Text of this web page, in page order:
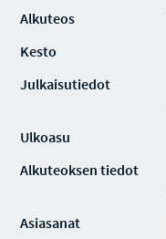
Alkuteos
Kesto
Julkaisutiedot
Ulkoasu
Alkuteoksen tiedot
Asiasanat